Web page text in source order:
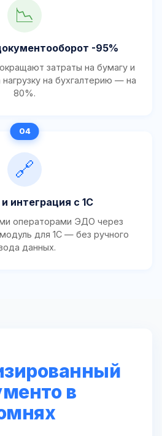
📉
-95%
затраты на бумагу и
на бухгалтерию — на
80%.
🔗
интеграция с 1С
операторами ЭДО через
для 1С — без ручного
данных.
в